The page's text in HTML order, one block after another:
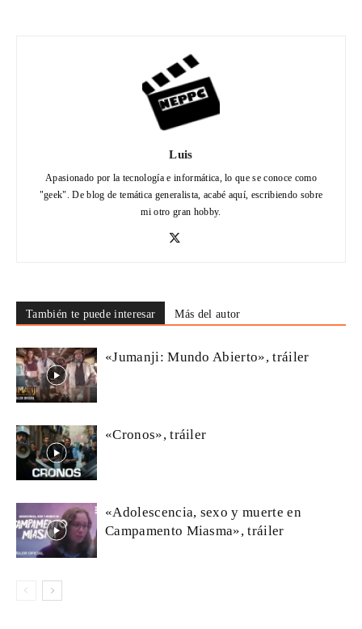
Luis
Apasionado por la tecnología e informática, lo que se conoce como
"geek". De blog de temática generalista, acabé aquí, escribiendo sobre
mi otro gran hobby.
También te puede interesar Más del autor
«Jumanji: Mundo Abierto», tráiler
«Cronos», tráiler
«Adolescencia, sexo y muerte en
Campamento Miasma», tráiler